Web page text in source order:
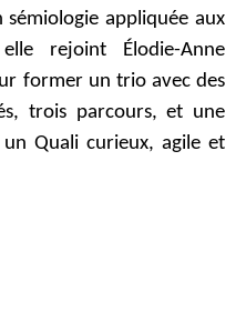
sémiologie appliquée aux
rejoint Élodie-Anne
former un trio avec des
trois parcours, et une
Quali curieux, agile et